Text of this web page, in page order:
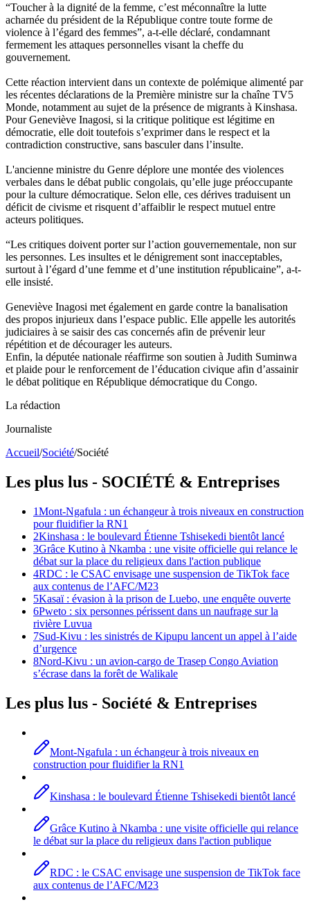
“Toucher à la dignité de la femme, c’est méconnaître la lutte
acharnée du président de la République contre toute forme de
violence à l’égard des femmes”, a-t-elle déclaré, condamnant
fermement les attaques personnelles visant la cheffe du
gouvernement.
Cette réaction intervient dans un contexte de polémique alimenté par
les récentes déclarations de la Première ministre sur la chaîne TV5
Monde, notamment au sujet de la présence de migrants à Kinshasa.
Pour Geneviève Inagosi, si la critique politique est légitime en
démocratie, elle doit toutefois s’exprimer dans le respect et la
contradiction constructive, sans basculer dans l’insulte.
L'ancienne ministre du Genre déplore une montée des violences
verbales dans le débat public congolais, qu’elle juge préoccupante
pour la culture démocratique. Selon elle, ces dérives traduisent un
déficit de civisme et risquent d’affaiblir le respect mutuel entre
acteurs politiques.
“Les critiques doivent porter sur l’action gouvernementale, non sur
les personnes. Les insultes et le dénigrement sont inacceptables,
surtout à l’égard d’une femme et d’une institution républicaine”, a-t-
elle insisté.
Geneviève Inagosi met également en garde contre la banalisation
des propos injurieux dans l’espace public. Elle appelle les autorités
judiciaires à se saisir des cas concernés afin de prévenir leur
répétition et de décourager les auteurs.
Enfin, la députée nationale réaffirme son soutien à Judith Suminwa
et plaide pour le renforcement de l’éducation civique afin d’assainir
le débat politique en République démocratique du Congo.
La rédaction
Journaliste
Accueil/Société/Société
Les plus lus - SOCIÉTÉ & Entreprises
1Mont-Ngafula : un échangeur à trois niveaux en construction
pour fluidifier la RN1
2Kinshasa : le boulevard Étienne Tshisekedi bientôt lancé
3Grâce Kutino à Nkamba : une visite officielle qui relance le
débat sur la place du religieux dans l'action publique
4RDC : le CSAC envisage une suspension de TikTok face
aux contenus de l’AFC/M23
5Kasaï : évasion à la prison de Luebo, une enquête ouverte
6Pweto : six personnes périssent dans un naufrage sur la
rivière Luvua
7Sud-Kivu : les sinistrés de Kipupu lancent un appel à l’aide
d’urgence
8Nord-Kivu : un avion-cargo de Trasep Congo Aviation
s’écrase dans la forêt de Walikale
Les plus lus - Société & Entreprises
Mont-Ngafula : un échangeur à trois niveaux en
construction pour fluidifier la RN1
Kinshasa : le boulevard Étienne Tshisekedi bientôt lancé
Grâce Kutino à Nkamba : une visite officielle qui relance
le débat sur la place du religieux dans l'action publique
RDC : le CSAC envisage une suspension de TikTok face
aux contenus de l’AFC/M23